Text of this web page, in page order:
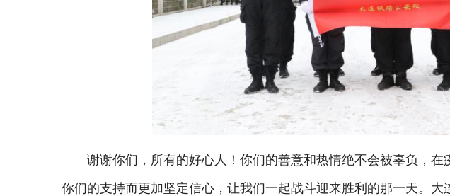
谢谢你们，所有的好心人！你们的善意和热情绝不会被辜负，
你们的支持而更加坚定信心，让我们一起战斗迎来胜利的那一天。大